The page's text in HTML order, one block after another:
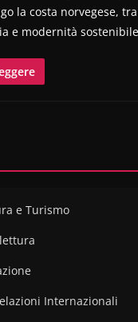
la costa norvegese,
e modernità
e Turismo
Internazionali